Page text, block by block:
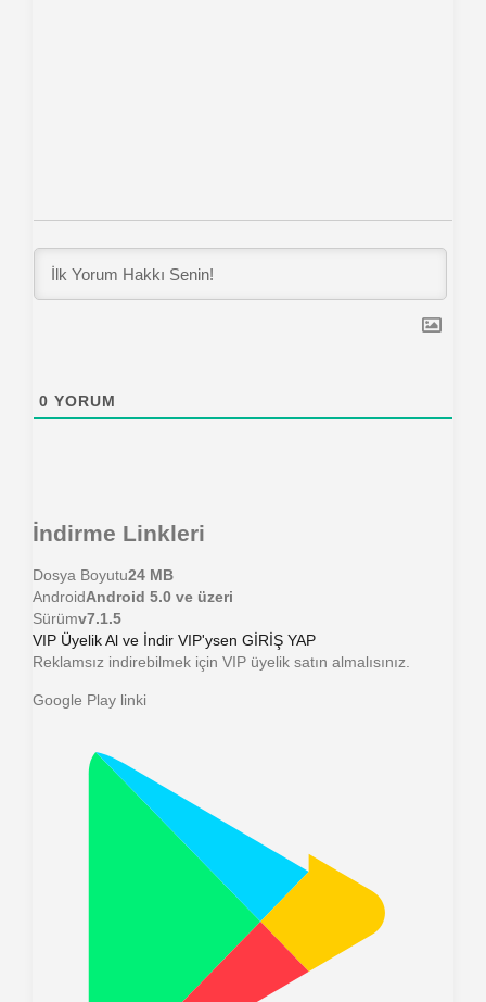
0 YORUM
İndirme Linkleri
Dosya Boyutu24 MB
AndroidAndroid 5.0 ve üzeri
Sürümv7.1.5
VIP Üyelik Al ve İndir VIP'ysen GİRİŞ YAP
Reklamsız indirebilmek için VIP üyelik satın almalısınız.
Google Play linki